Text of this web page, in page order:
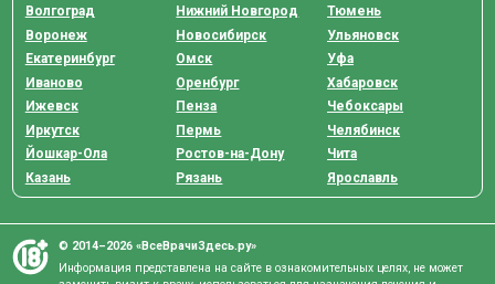
Волгоград
Воронеж
Екатеринбург
Иваново
Ижевск
Иркутск
Йошкар-Ола
Казань
Нижний Новгород
Новосибирск
Омск
Оренбург
Пенза
Пермь
Ростов-на-Дону
Рязань
Тюмень
Ульяновск
Уфа
Хабаровск
Чебоксары
Челябинск
Чита
Ярославль
© 2014–2026 «ВсеВрачиЗдесь.ру»
Информация представлена на сайте в ознакомительных целях, не может